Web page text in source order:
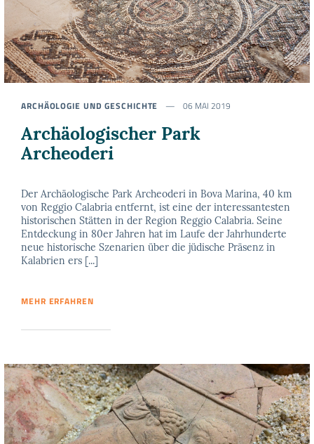
ARCHÄOLOGIE UND GESCHICHTE 06 MAI 2019
Archäologischer Park
Archeoderi
Der Archäologische Park Archeoderi in Bova Marina, 40 km
von Reggio Calabria entfernt, ist eine der interessantesten
historischen Stätten in der Region Reggio Calabria. Seine
Entdeckung in 80er Jahren hat im Laufe der Jahrhunderte
neue historische Szenarien über die jüdische Präsenz in
Kalabrien ers [...]
MEHR ERFAHREN